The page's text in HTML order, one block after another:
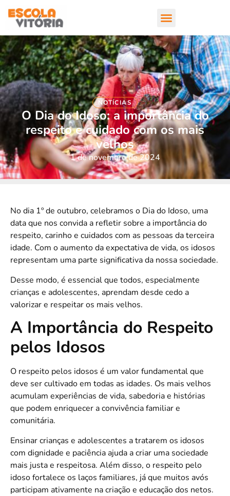
NOTÍCIAS
O Dia do Idoso: a importância do
respeito e cuidado com os mais
velhos
1 de novembro de 2024
No dia 1º de outubro, celebramos o Dia do Idoso, uma
data que nos convida a refletir sobre a importância do
respeito, carinho e cuidados com as pessoas da terceira
idade. Com o aumento da expectativa de vida, os idosos
representam uma parte significativa da nossa sociedade.
Desse modo, é essencial que todos, especialmente
crianças e adolescentes, aprendam desde cedo a
valorizar e respeitar os mais velhos.
A Importância do Respeito
pelos Idosos
O respeito pelos idosos é um valor fundamental que
deve ser cultivado em todas as idades. Os mais velhos
acumulam experiências de vida, sabedoria e histórias
que podem enriquecer a convivência familiar e
comunitária.
Ensinar crianças e adolescentes a tratarem os idosos
com dignidade e paciência ajuda a criar uma sociedade
mais justa e respeitosa. Além disso, o respeito pelo
idoso fortalece os laços familiares, já que muitos avós
participam ativamente na criação e educação dos netos.